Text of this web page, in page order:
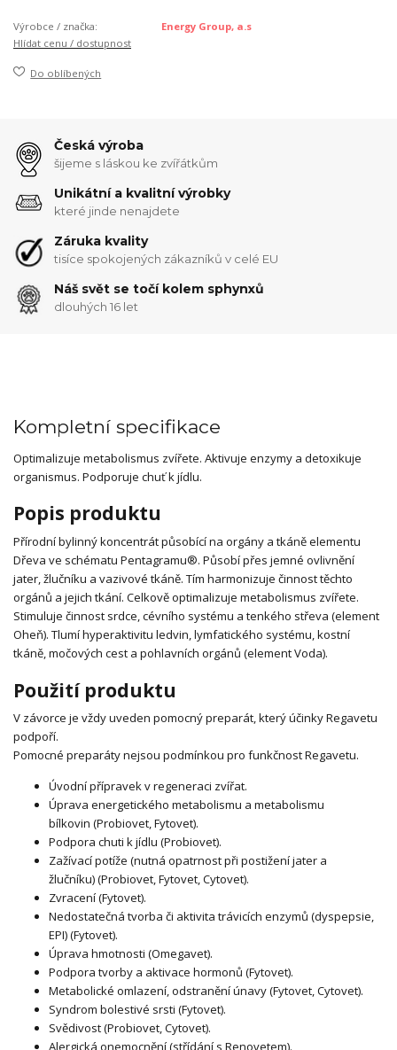
Výrobce / značka:
Energy Group, a.s
Hlídat cenu / dostupnost
Do oblíbených
Česká výroba
šijeme s láskou ke zvířátkům
Unikátní a kvalitní výrobky
které jinde nenajdete
Záruka kvality
tisíce spokojených zákazníků v celé EU
Náš svět se točí kolem sphynxů
dlouhých 16 let
Kompletní specifikace
Optimalizuje metabolismus zvířete. Aktivuje enzymy a detoxikuje
organismus. Podporuje chuť k jídlu.
Popis produktu
Přírodní bylinný koncentrát působící na orgány a tkáně elementu
Dřeva ve schématu Pentagramu®. Působí přes jemné ovlivnění
jater, žlučníku a vazivové tkáně. Tím harmonizuje činnost těchto
orgánů a jejich tkání. Celkově optimalizuje metabolismus zvířete.
Stimuluje činnost srdce, cévního systému a tenkého střeva (element
Oheň). Tlumí hyperaktivitu ledvin, lymfatického systému, kostní
tkáně, močových cest a pohlavních orgánů (element Voda).
Použití produktu
V závorce je vždy uveden pomocný preparát, který účinky Regavetu
podpoří.
Pomocné preparáty nejsou podmínkou pro funkčnost Regavetu.
Úvodní přípravek v regeneraci zvířat.
Úprava energetického metabolismu a metabolismu
bílkovin (Probiovet, Fytovet).
Podpora chuti k jídlu (Probiovet).
Zažívací potíže (nutná opatrnost při postižení jater a
žlučníku) (Probiovet, Fytovet, Cytovet).
Zvracení (Fytovet).
Nedostatečná tvorba či aktivita trávicích enzymů (dyspepsie,
EPI) (Fytovet).
Úprava hmotnosti (Omegavet).
Podpora tvorby a aktivace hormonů (Fytovet).
Metabolické omlazení, odstranění únavy (Fytovet, Cytovet).
Syndrom bolestivé srsti (Fytovet).
Svědivost (Probiovet, Cytovet).
Alergická onemocnění (střídání s Renovetem).